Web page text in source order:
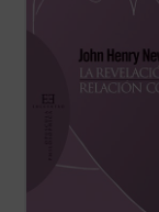
la acusación de escepticismo
expone su ...